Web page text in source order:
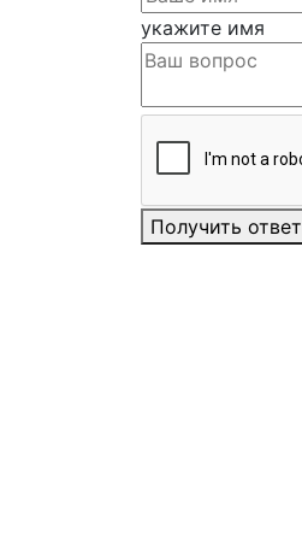
укажите имя
Получить ответ